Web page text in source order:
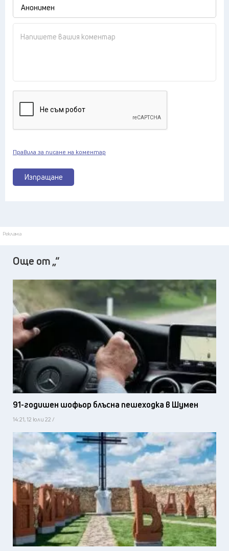
Изпращане
Правила за писане на коментар
Реклама
Още от „“
91-годишен шофьор блъсна пешеходка в Шумен
14:21, 12 юли 22 /